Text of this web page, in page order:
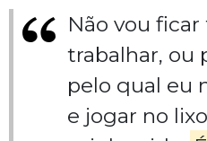
Não vou
trabalhar, ou
pelo qual eu
e jogar no